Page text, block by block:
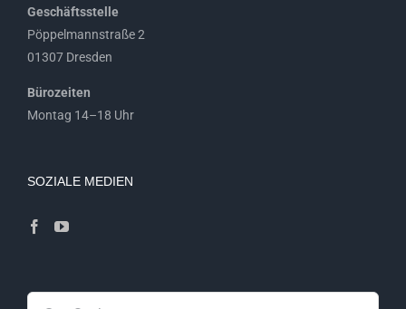
Geschäftsstelle
Pöppelmannstraße 2
01307 Dresden
Bürozeiten
Montag 14–18 Uhr
SOZIALE MEDIEN